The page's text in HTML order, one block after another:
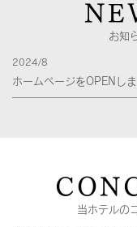
お知
2024/8
ホームページをOPENしま
当ホテルの